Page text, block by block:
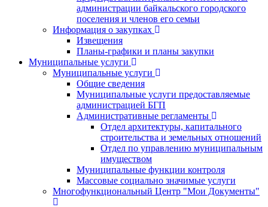
администрации байкальского городского
поселения и членов его семьи
Информация о закупках
Извещения
Планы-графики и планы закупки
Муниципальные услуги
Муниципальные услуги
Общие сведения
Муниципальные услуги предоставляемые
администрацией БГП
Административные регламенты
Отдел архитектуры, капитального
строительства и земельных отношений
Отдел по управлению муниципальным
имуществом
Муниципальные функции контроля
Массовые социально значимые услуги
Многофункциональный Центр "Мои Документы"